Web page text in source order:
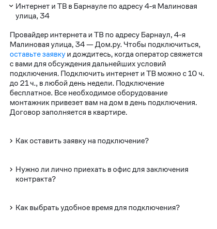
Интернет и ТВ в Барнауле по адресу 4-я Малиновая
улица, 34
Провайдер интернета и ТВ по адресу Барнаул, 4-я
Малиновая улица, 34 — Дом.ру. Чтобы подключиться,
оставьте заявкуи дождитесь, когда оператор свяжется
с вами для обсуждения дальнейших условий
подключения. Подключить интернет и ТВ можно с 10 ч.
до 21 ч., в любой день недели. Подключение
бесплатное. Все необходимое оборудование
монтажник привезет вам на дом в день подключения.
Договор заполняется в квартире.
Как оставить заявку на подключение?
Нужно ли лично приехать в офис для заключения
контракта?
Как выбрать удобное время для подключения?